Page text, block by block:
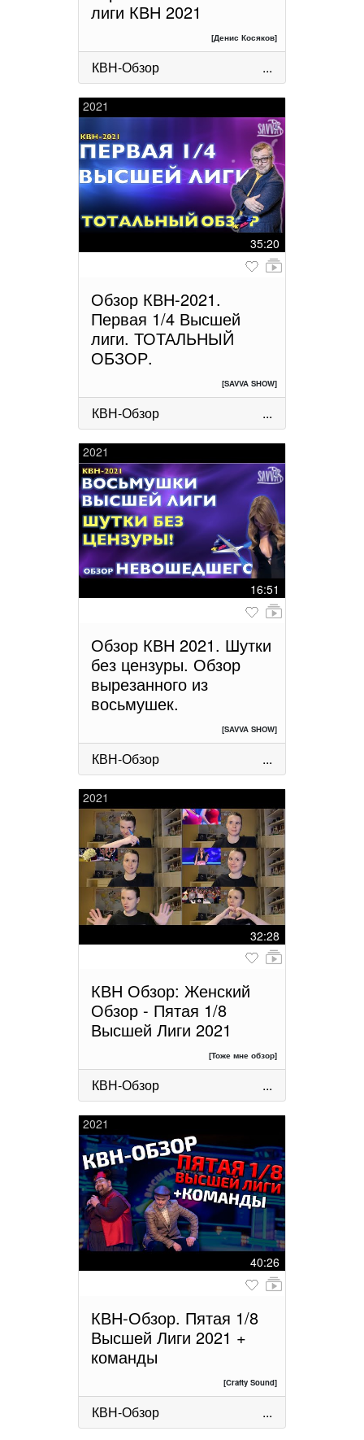
лиги КВН 2021
[Денис Косяков]
КВН-Обзор ...
2021
35:20
Обзор КВН-2021.
Первая 1/4 Высшей
лиги. ТОТАЛЬНЫЙ
ОБЗОР.
[SAVVA SHOW]
КВН-Обзор ...
2021
16:51
Обзор КВН 2021. Шутки
без цензуры. Обзор
вырезанного из
восьмушек.
[SAVVA SHOW]
КВН-Обзор ...
2021
32:28
КВН Обзор: Женский
Обзор - Пятая 1/8
Высшей Лиги 2021
[Тоже мне обзор]
КВН-Обзор ...
2021
40:26
КВН-Обзор. Пятая 1/8
Высшей Лиги 2021 +
команды
[Crafty Sound]
КВН-Обзор ...